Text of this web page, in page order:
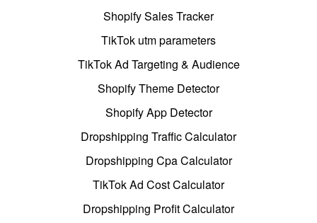
Shopify Sales Tracker
TikTok utm parameters
TikTok Ad Targeting & Audience
Shopify Theme Detector
Shopify App Detector
Dropshipping Traffic Calculator
Dropshipping Cpa Calculator
TikTok Ad Cost Calculator
Dropshipping Profit Calculator